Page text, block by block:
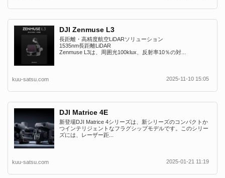
DJI Zenmuse L3
長距離・高精度航空LiDARソリューション
1535nm長距離LiDAR
Zenmuse L3は、周囲光100klux、反射率10％の対...
kuu-satsu.com 2025-11-10 15:05
DJI Matrice 4E
新登場DJI Matrice 4シリーズは、新シリーズのコンパクトか
つインテリジェントなフラグシップモデルです。このシリー
ズには、レーザー距...
kuu-satsu.com 2025-01-21 11:19